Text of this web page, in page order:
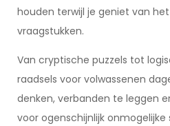
houden terwijl je geniet van
vraagstukken.
Van cryptische puzzels tot
raadsels voor volwassenen
denken, verbanden te leggen
voor ogenschijnlijk